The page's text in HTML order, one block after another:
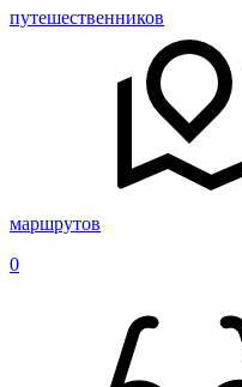
путешественников
маршрутов
0